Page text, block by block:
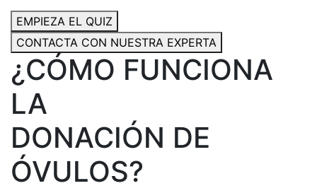
EMPIEZA EL QUIZ
CONTACTA CON NUESTRA EXPERTA
¿CÓMO FUNCIONA
LA
DONACIÓN DE
ÓVULOS?